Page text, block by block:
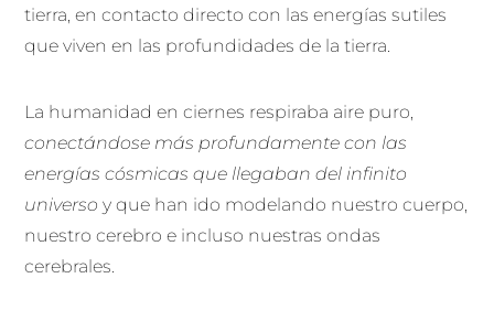
tierra, en contacto directo con las energías sutiles
que viven en las profundidades de la tierra.
La humanidad en ciernes respiraba aire puro,
conectándose más profundamente con las
energías cósmicas que llegaban del infinito
universo y que han ido modelando nuestro cuerpo,
nuestro cerebro e incluso nuestras ondas
cerebrales.